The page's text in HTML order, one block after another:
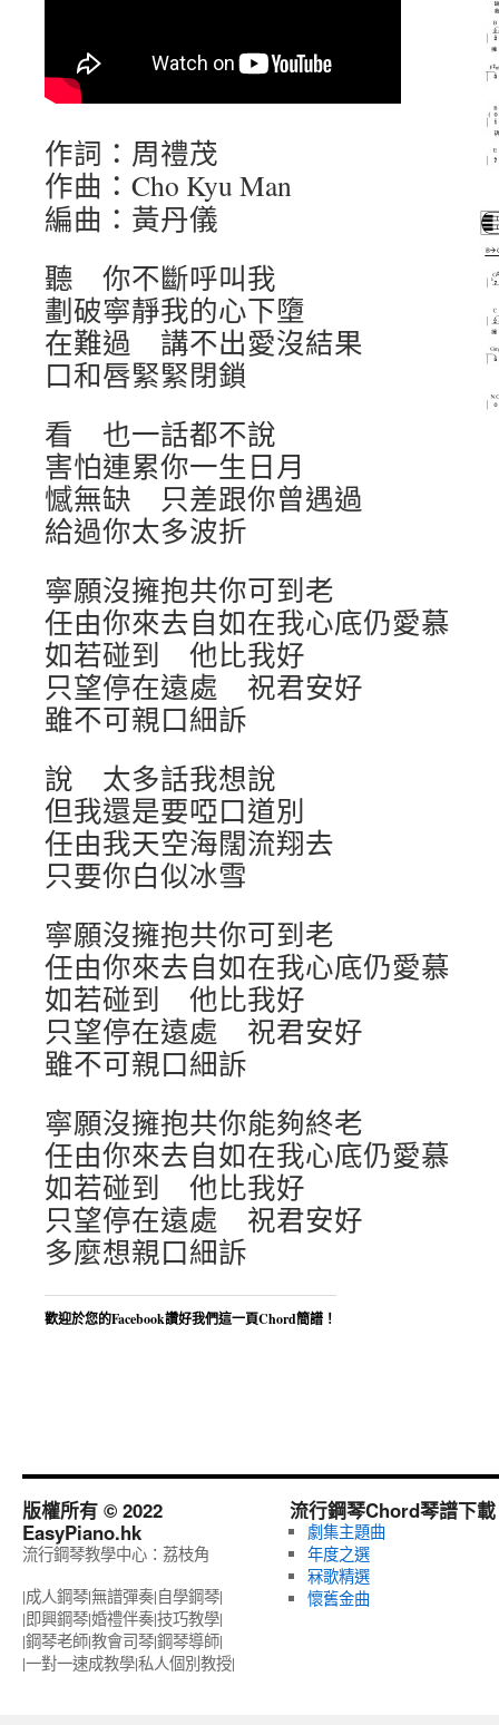
作詞：周禮茂
作曲：Cho Kyu Man
編曲：黃丹儀
聽 你不斷呼叫我
劃破寧靜我的心下墮
在難過 講不出愛沒結果
口和唇緊緊閉鎖
看 也一話都不說
害怕連累你一生日月
憾無缺 只差跟你曾遇過
給過你太多波折
寧願沒擁抱共你可到老
任由你來去自如在我心底仍愛慕
如若碰到 他比我好
只望停在遠處 祝君安好
雖不可親口細訴
說 太多話我想說
但我還是要啞口道別
任由我天空海闊流翔去
只要你白似冰雪
寧願沒擁抱共你可到老
任由你來去自如在我心底仍愛慕
如若碰到 他比我好
只望停在遠處 祝君安好
雖不可親口細訴
寧願沒擁抱共你能夠終老
任由你來去自如在我心底仍愛慕
如若碰到 他比我好
只望停在遠處 祝君安好
多麼想親口細訴
歡迎於您的Facebook讚好我們這一頁Chord簡譜！
版權所有 © 2022
EasyPiano.hk
流行鋼琴教學中心：荔枝角
|成人鋼琴|無譜彈奏|自學鋼琴|
|即興鋼琴|婚禮伴奏|技巧教學|
|鋼琴老師|教會司琴|鋼琴導師|
|一對一速成教學|私人個別教授‎|
流行鋼琴Chord琴譜下載
劇集主題曲
年度之選
冧歌精選
懷舊金曲